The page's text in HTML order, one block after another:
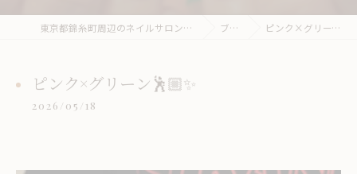
東京都錦糸町周辺のネイルサロンならneroria nail ブログ ピンク×グリーン🕺🏼✨
ピンク×グリーン🕺🏼✨
2026/05/18